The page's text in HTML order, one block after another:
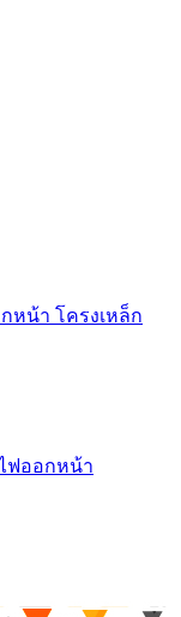
หน้า โครงเหล็ก
ฟออกหน้า